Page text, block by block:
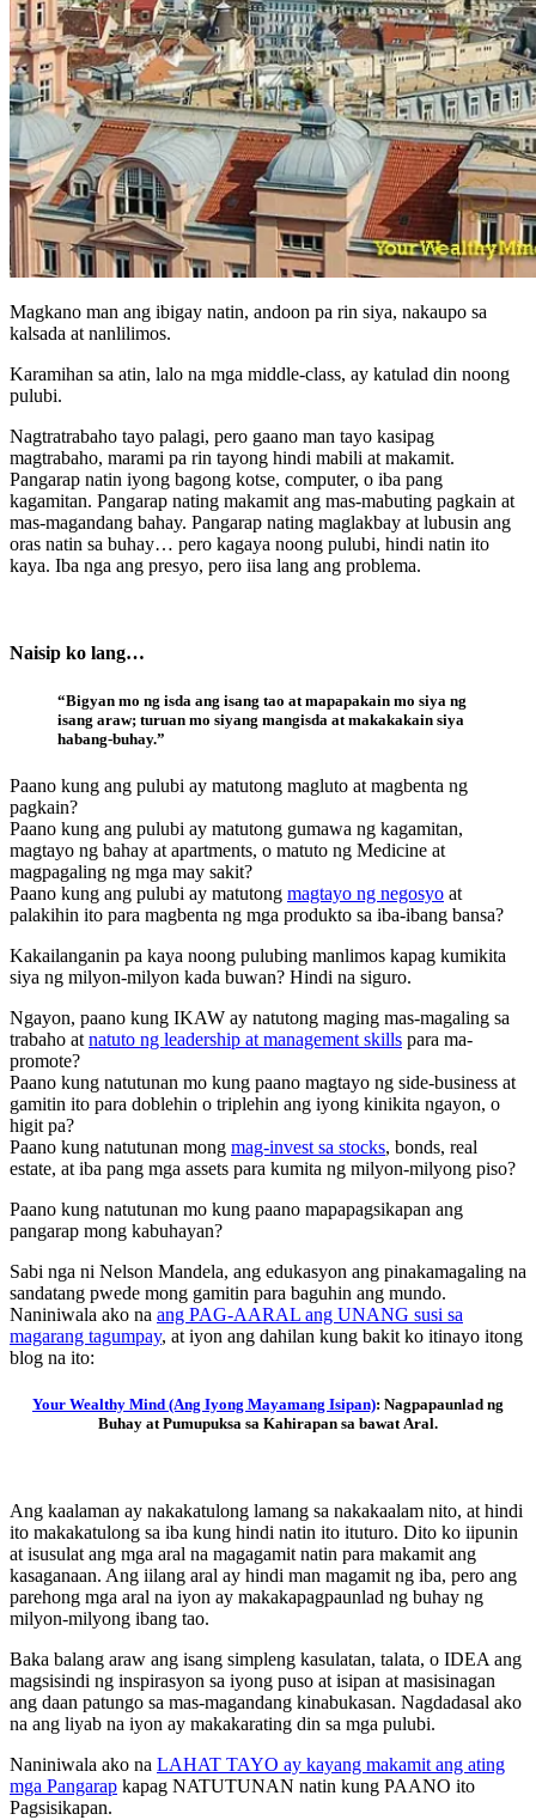
Magkano man ang ibigay natin, andoon pa rin siya, nakaupo sa
kalsada at nanlilimos.
Karamihan sa atin, lalo na mga middle-class, ay katulad din noong
pulubi.
Nagtratrabaho tayo palagi, pero gaano man tayo kasipag
magtrabaho, marami pa rin tayong hindi mabili at makamit.
Pangarap natin iyong bagong kotse, computer, o iba pang
kagamitan. Pangarap nating makamit ang mas-mabuting pagkain at
mas-magandang bahay. Pangarap nating maglakbay at lubusin ang
oras natin sa buhay… pero kagaya noong pulubi, hindi natin ito
kaya. Iba nga ang presyo, pero iisa lang ang problema.
Naisip ko lang…
“Bigyan mo ng isda ang isang tao at mapapakain mo siya ng
isang araw; turuan mo siyang mangisda at makakakain siya
habang-buhay.”
Paano kung ang pulubi ay matutong magluto at magbenta ng
pagkain?
Paano kung ang pulubi ay matutong gumawa ng kagamitan,
magtayo ng bahay at apartments, o matuto ng Medicine at
magpagaling ng mga may sakit?
Paano kung ang pulubi ay matutong magtayo ng negosyo at
palakihin ito para magbenta ng mga produkto sa iba-ibang bansa?
Kakailanganin pa kaya noong pulubing manlimos kapag kumikita
siya ng milyon-milyon kada buwan? Hindi na siguro.
Ngayon, paano kung IKAW ay natutong maging mas-magaling sa
trabaho at natuto ng leadership at management skills para ma-
promote?
Paano kung natutunan mo kung paano magtayo ng side-business at
gamitin ito para doblehin o triplehin ang iyong kinikita ngayon, o
higit pa?
Paano kung natutunan mong mag-invest sa stocks, bonds, real
estate, at iba pang mga assets para kumita ng milyon-milyong piso?
Paano kung natutunan mo kung paano mapapagsikapan ang
pangarap mong kabuhayan?
Sabi nga ni Nelson Mandela, ang edukasyon ang pinakamagaling na
sandatang pwede mong gamitin para baguhin ang mundo.
Naniniwala ako na ang PAG-AARAL ang UNANG susi sa
magarang tagumpay, at iyon ang dahilan kung bakit ko itinayo itong
blog na ito:
Your Wealthy Mind (Ang Iyong Mayamang Isipan): Nagpapaunlad ng
Buhay at Pumupuksa sa Kahirapan sa bawat Aral.
Ang kaalaman ay nakakatulong lamang sa nakakaalam nito, at hindi
ito makakatulong sa iba kung hindi natin ito ituturo. Dito ko iipunin
at isusulat ang mga aral na magagamit natin para makamit ang
kasaganaan. Ang iilang aral ay hindi man magamit ng iba, pero ang
parehong mga aral na iyon ay makakapagpaunlad ng buhay ng
milyon-milyong ibang tao.
Baka balang araw ang isang simpleng kasulatan, talata, o IDEA ang
magsisindi ng inspirasyon sa iyong puso at isipan at masisinagan
ang daan patungo sa mas-magandang kinabukasan. Nagdadasal ako
na ang liyab na iyon ay makakarating din sa mga pulubi.
Naniniwala ako na LAHAT TAYO ay kayang makamit ang ating
mga Pangarap kapag NATUTUNAN natin kung PAANO ito
Pagsisikapan.